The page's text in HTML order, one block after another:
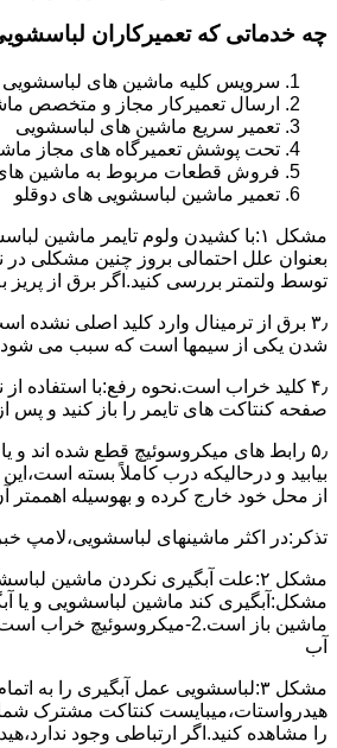
چه خدماتی که تعمیرکاران
سرویس کلیه ماشین های لباسشویی
ارسال تعمیرکار مجاز و متخصص
تعمیر سریع ماشین های لباسشویی
تحت پوشش تعمیرگاه های مجاز
فروش قطعات مربوط به ماشین
تعمیر ماشین لباسشویی های دوقلو
مشکل ۱:ﺑﺎ ﮐﺸﯿﺪن وﻟﻮم ﺗﺎﯾﻤﺮ
ﺗﻮﺳﻂ ولتمتر بررسی ﮐﻨﯿﺪ.اﮔﺮ ﺑﺮق از ﭘﺮﯾﺰ
۳٫ ﺑﺮق از ﺗﺮﻣﯿﻨﺎل وارد ﮐﻠﯿﺪ اﺻﻠﯽ
شدن ﯾﮑﯽ از سیمها است که سبب می
۴٫ ﮐﻠﯿﺪ ﺧﺮاب اﺳﺖ.نحوه رفع:ﺑﺎ اﺳﺘﻔﺎده
ﺻﻔﺤﻪ ﮐﻨﺘﺎﮐﺖ ﻫﺎی ﺗﺎﯾﻤﺮ را باز کنید و ﭘﺲ
۵٫ رابط های ﻣﯿﮑﺮوﺳﻮﺋﯿﭻ ﻗﻄﻊ شده اند
ﺑﯿﺎﺑﯿﺪ و درحالیکه درب کاملاً ﺑﺴﺘﻪ
از ﻣﺤﻞ خود ﺧﺎرج کرده و بهوسیله
ﺗﺬﮐﺮ:در اﮐﺜﺮ ماشینهای لباسشویی،ﻻﻣﭗ
مشکل ۲:علت آبگیری نکردن
آب
را ﻣﺸﺎﻫﺪه کنید.اﮔﺮ ارﺗﺒﺎطی وجود